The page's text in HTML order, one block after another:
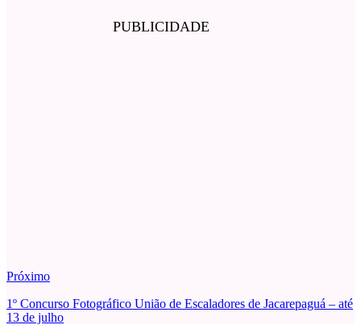
PUBLICIDADE
Próximo
1º Concurso Fotográfico União de Escaladores de Jacarepaguá – até
13 de julho